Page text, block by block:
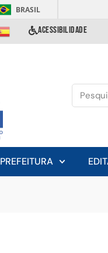
BRASIL
ACESSIBILIDADE
PREFEITURA